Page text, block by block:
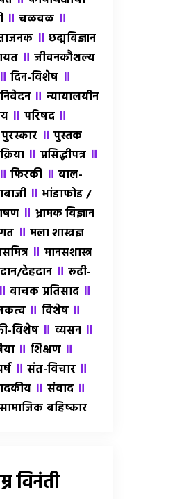
॥चळवळ ॥
॥छद्मविज्ञान
॥जीवनकौशल्य
॥दिन-विशेष ॥
निवेदन ॥ न्यायालयीन
॥ परिषद ॥
पुरस्कार ॥पुस्तक
॥ प्रसिद्धीपत्र ॥
॥फिरकी ॥बाल-
॥भांडाफोड /
॥ भ्रामक विज्ञान
॥मला शास्त्रज्ञ
॥ मानसशास्त्र
देहदान ॥रूढी-
॥वाचक प्रतिसाद ॥
॥ विशेष ॥
विशेष ॥ व्यसन ॥
॥ शिक्षण ॥
॥संत-विचार ॥
॥ संवाद ॥
सामाजिक बहिष्कार
विनंती